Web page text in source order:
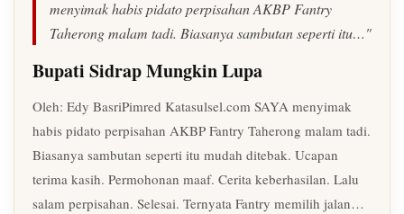
menyimak habis pidato perpisahan AKBP Fantry
Taherong malam tadi. Biasanya sambutan seperti itu…"
Bupati Sidrap Mungkin Lupa
Oleh: Edy BasriPimred Katasulsel.com SAYA menyimak
habis pidato perpisahan AKBP Fantry Taherong malam tadi.
Biasanya sambutan seperti itu mudah ditebak. Ucapan
terima kasih. Permohonan maaf. Cerita keberhasilan. Lalu
salam perpisahan. Selesai. Ternyata Fantry memilih jalan…